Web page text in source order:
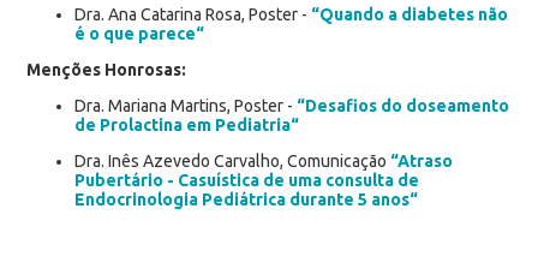
Dra. Ana Catarina Rosa, Poster - “Quando a diabetes não
é o que parece“
Menções Honrosas:
Dra. Mariana Martins, Poster - “Desafios do doseamento
de Prolactina em Pediatria“
Dra. Inês Azevedo Carvalho, Comunicação “Atraso
Pubertário - Casuística de uma consulta de
Endocrinologia Pediátrica durante 5 anos“